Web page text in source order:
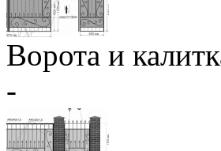
Ворота и
-